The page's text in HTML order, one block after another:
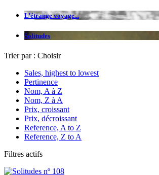
L’étrange voyage...
Solitudes
Trier par : Choisir
Sales, highest to lowest
Pertinence
Nom, A à Z
Nom, Z à A
Prix, croissant
Prix, décroissant
Reference, A to Z
Reference, Z to A
Filtres actifs